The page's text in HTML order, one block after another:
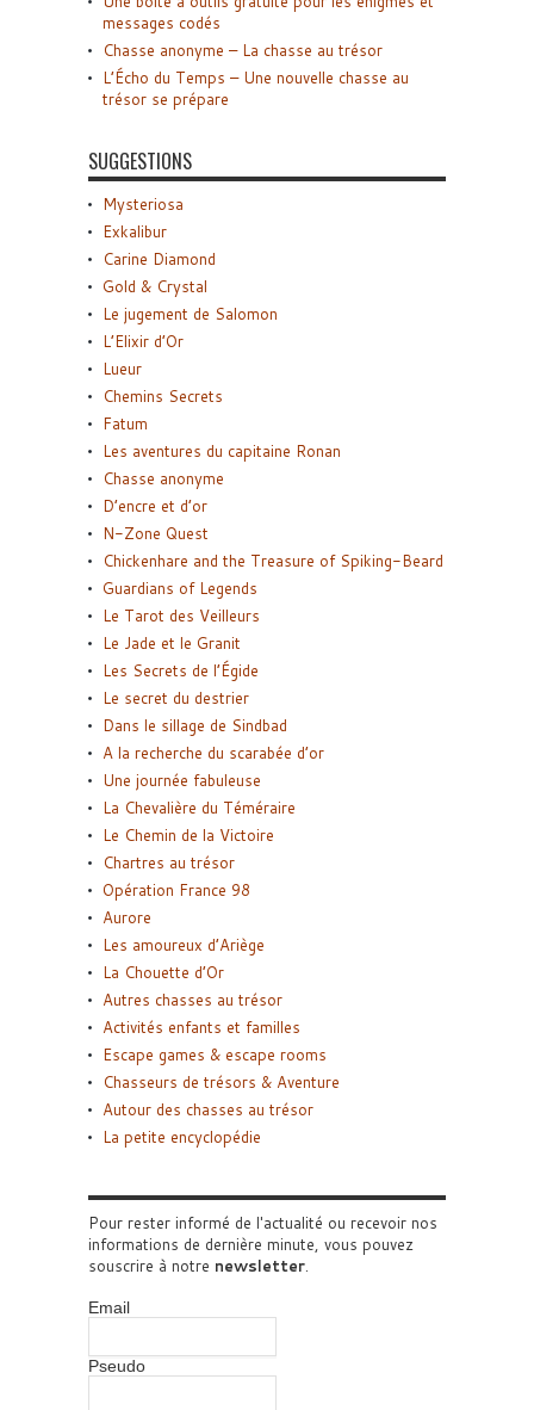
messages codés
Chasse anonyme – La chasse au trésor
L’Écho du Temps – Une nouvelle chasse au
trésor se prépare
SUGGESTIONS
Mysteriosa
Exkalibur
Carine Diamond
Gold & Crystal
Le jugement de Salomon
L’Elixir d’Or
Lueur
Chemins Secrets
Fatum
Les aventures du capitaine Ronan
Chasse anonyme
D’encre et d’or
N-Zone Quest
Chickenhare and the Treasure of Spiking-Beard
Guardians of Legends
Le Tarot des Veilleurs
Le Jade et le Granit
Les Secrets de l’Égide
Le secret du destrier
Dans le sillage de Sindbad
A la recherche du scarabée d’or
Une journée fabuleuse
La Chevalière du Téméraire
Le Chemin de la Victoire
Chartres au trésor
Opération France 98
Aurore
Les amoureux d’Ariège
La Chouette d’Or
Autres chasses au trésor
Activités enfants et familles
Escape games & escape rooms
Chasseurs de trésors & Aventure
Autour des chasses au trésor
La petite encyclopédie
Pour rester informé de l'actualité ou recevoir nos
informations de dernière minute, vous pouvez
souscrire à notre newsletter.
Email
Pseudo